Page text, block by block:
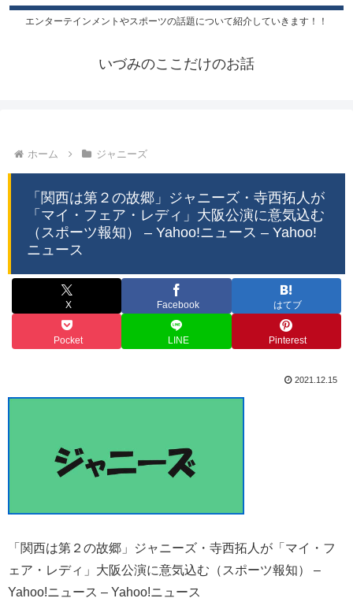
エンターテインメントやスポーツの話題について紹介していきます！！
いづみのここだけのお話
ホーム ジャニーズ
「関西は第２の故郷」ジャニーズ・寺西拓人が
「マイ・フェア・レディ」大阪公演に意気込む
（スポーツ報知） – Yahoo!ニュース – Yahoo!
ニュース
X Facebook はてブ
Pocket LINE Pinterest
2021.12.15
「関西は第２の故郷」ジャニーズ・寺西拓人が「マイ・フ
ェア・レディ」大阪公演に意気込む（スポーツ報知） –
Yahoo!ニュース – Yahoo!ニュース